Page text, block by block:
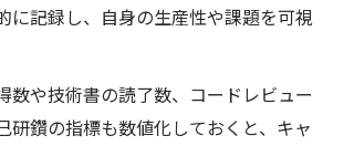
に記録し、自身の生産性や課題を可視
数や技術書の読了数、コードレビュー
研鑽の指標も数値化しておくと、キャ